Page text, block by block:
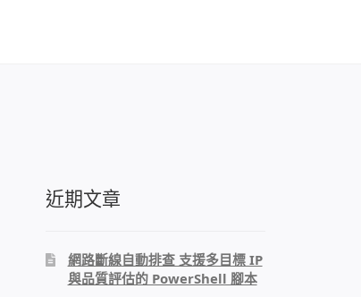
近期文章
網路斷線自動排查 支援多目標 IP
與品質評估的 PowerShell 腳本